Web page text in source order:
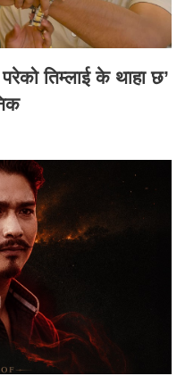
तिम्लाई के थाहा छ’